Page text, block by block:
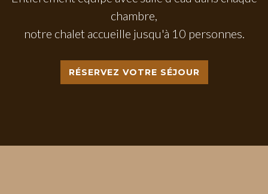
chambre,
notre chalet accueille jusqu'à 10 personnes.
RÉSERVEZ VOTRE SÉJOUR